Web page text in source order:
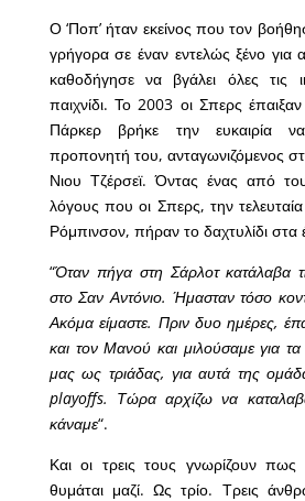
Ο ‘Ποπ’ ήταν εκείνος που τον
γρήγορα σε έναν εντελώς ξένο για
καθοδήγησε να βγάλει όλες τις
παιχνίδι. Το 2003 οι Σπερς
Πάρκερ βρήκε την ευκαιρία
προπονητή του, ανταγωνιζόμενος
Νιου Τζέρσεϊ. Όντας ένας από
λόγους που οι Σπερς, την τελευταία
Ρόμπινσον, πήραν το δαχτυλίδι στα
“Όταν πήγα στη Σάρλοτ κατάλαβα
στο Σαν Αντόνιο. Ήμασταν τόσο
Ακόμα είμαστε. Πριν δυο ημέρες,
και τον Μανού και μιλούσαμε για
μας ως τριάδας, για αυτά της
playoffs. Τώρα αρχίζω να
κάναμε“.
Και οι τρεις τους γνωρίζουν
θυμάται μαζί. Ως τρίο. Τρεις